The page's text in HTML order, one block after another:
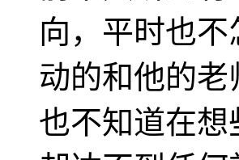
向，平时也
动的和他的
也不知道在